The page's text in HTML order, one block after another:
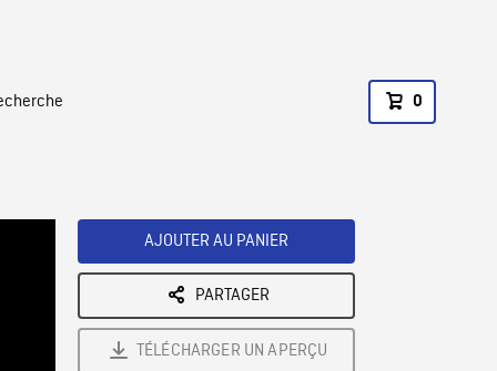
0
AJOUTER AU PANIER
PARTAGER
TÉLÉCHARGER UN APERÇU